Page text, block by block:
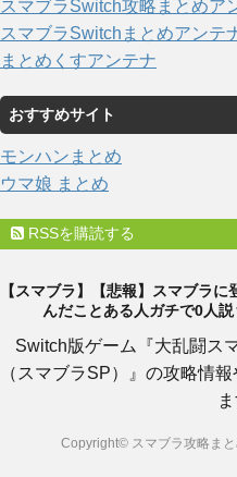
スマブラSwitch攻略まとめア
スマブラSwitchまとめアンテ
まとめくすアンテナ
おすすめサイト
モンハンまとめ
ウマ娘 まとめ
RSSを購読する
【スマブラ】【悲報】スマブラ
んだことある人ガチで0人
Switch版ゲーム『大乱闘ス
（スマブラSP）』の攻略情
Copyright© スマブラ攻略ま